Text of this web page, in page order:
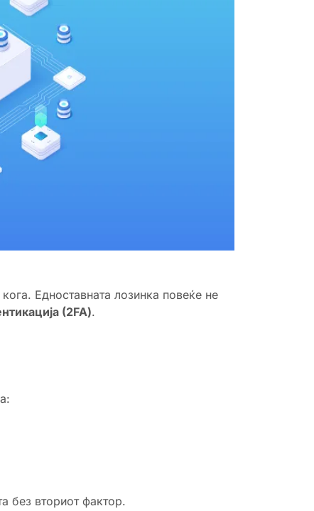
Едноставната лозинка повеќе не
(2FA).
без вториот фактор.